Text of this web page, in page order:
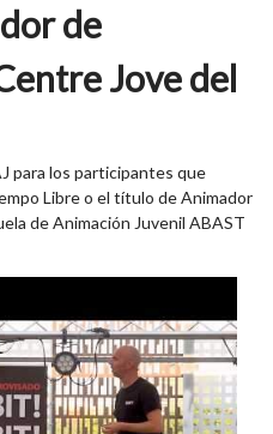
de
Jove del
para los participantes que
Libre o el título de Animador
de Animación Juvenil ABAST